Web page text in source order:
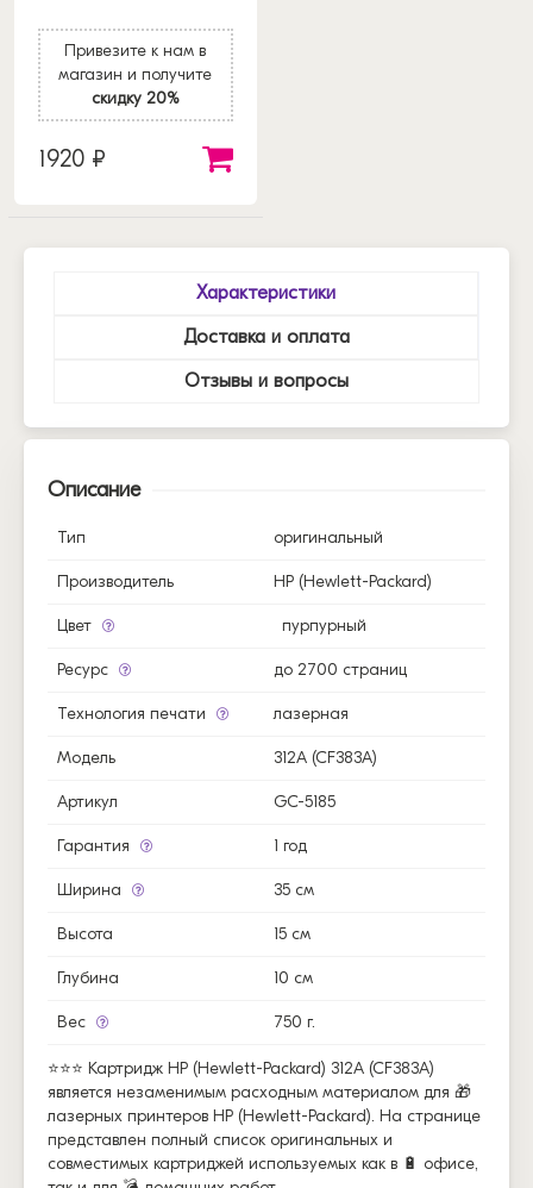
Привезите к нам в
магазин и получите
скидку 20%
1920 ₽
Характеристики
Доставка и оплата
Отзывы и вопросы
Описание
Тип оригинальный
Производитель HP (Hewlett-Packard)
Цвет пурпурный
Ресурс до 2700 страниц
Технология печати лазерная
Модель 312A (CF383A)
Артикул GC-5185
Гарантия 1 год
Ширина 35 см
Высота 15 см
Глубина 10 см
Вес 750 г.
⭐⭐⭐ Картридж HP (Hewlett-Packard) 312A (CF383A)
является незаменимым расходным материалом для 🎁
лазерных принтеров HP (Hewlett-Packard). На странице
представлен полный список оригинальных и
совместимых картриджей используемых как в 🔋 офисе,